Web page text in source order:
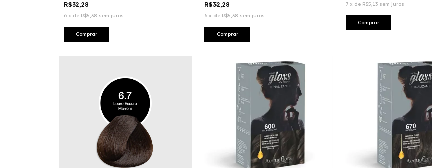
R$32,28
6 x de R$5,38 sem juros
R$32,28
6 x de R$5,38 sem juros
7 x de R$5,13 sem juros